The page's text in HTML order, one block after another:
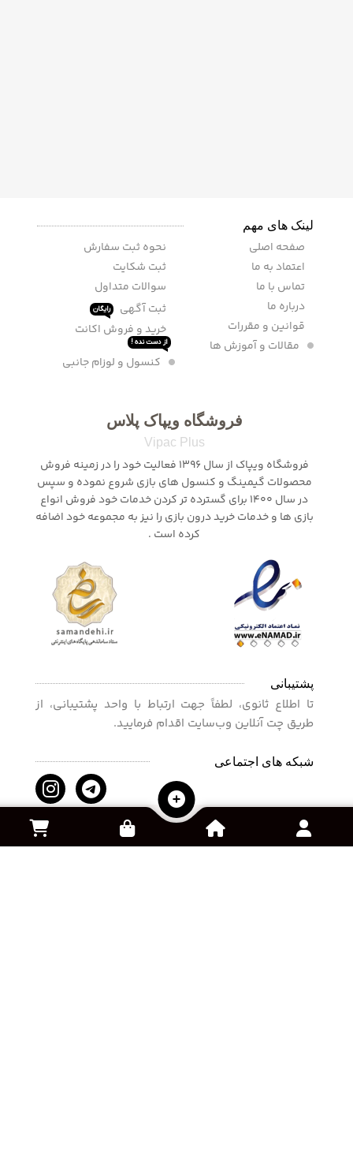
لینک های مهم
صفحه اصلی
اعتماد به ما
تماس با ما
درباره ما
قوانین و مقررات
مقالات و آموزش ها
نحوه ثبت سفارش
ثبت شکایت
سوالات متداول
ثبت آگهی
رایگان
خرید و فروش اکانت
از دست نده !
کنسول و لوزام جانبی
فروشگاه ویپاک پلاس
Vipac Plus
فروشگاه ویپاک از سال 1396 فعالیت خود را در زمینه فروش
محصولات گیمینگ و کنسول های بازی شروع نموده و سپس
در سال 1400 برای گسترده تر کردن خدمات خود فروش انواع
بازی ها و خدمات خرید درون بازی را نیز به مجموعه خود اضافه
کرده است .
پشتیبانی
تا اطلاع ثانوی، لطفاً جهت ارتباط با واحد پشتیبانی، از
طریق چت آنلاین وب‌سایت اقدام فرمایید.
شبکه های اجتماعی